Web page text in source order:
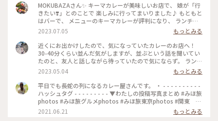
MOKUBAZAさん✨ キーマカレーが美味しいお店で、 娘が「行
きたい❣️」とのことで 楽しみに行ってまいりました♪ もともと
はバーで、 メニューのキーマカレーが評判になり、 ランチタ
イムも営業するようになったとのことです。 20時間以上かけ
て作るキーマカレーは 本当に味わい深くてスパイスたっぷり
で とても美味しいです✨ さらに、小麦粉、化学調味料、人工
添加物 なども入っていないそうで、 身体にも優しいカレーで
す(o^^o) 私たちは、チーズキーマカレーを マンゴーラッシー
と一緒にいただきました♡ モッツァレラチーズがとろ〜り✨
とても美味しかったです❣️ 他にもナッツキーマカレーや、 コリ
アンダーキーマカレー、 アボカドキーマカレーなどなど💕 次
にうかがうのが楽しみになりました•*¨*•.¸¸♡ ★山手線原宿駅
より徒歩9分 ★副都心線北参道駅より徒歩6分 ★総武線千駄ヶ
谷駅より徒歩10分 ★大江戸線国立競技場駅より徒歩10分
#MOKUBAZA #私のことりっぷ旅 #ランチ #チーズキーマカレ
2023.07.05
もっとみる
近くにお出かけしたので、気になっていたカレーのお店へ！
30-40分くらい並んだ気がしますが、並ぶという話を聞いてい
たのと、友人と話しながら待っていたので気にならず。 ランチ
は14時までらしいですが、その時間までに並んでいたら入れる
みたいです🙆🏻‍♀️ 私は、焼きエッグキーマカレー（Sサイズ
¥1,280）をいただきました🍛 熱々で、少し辛めですが、私の
好みの辛さでした（辛いのが苦手な友人は苦労してました😂）
何より、スパイスの香りが最高でした！！ これは行列ができ
るな、、という感じです。 帰宅しても、まだ香りが残っててま
た食べたくなってます😂💓 #MOKUBAZA #カレー #キーマカレ
2023.05.04
もっとみる
平日でも長蛇の列になるカレー屋さんです。 ・ - - - - - - - - - -
ハッシュタグ - - - - - - - - - ▼わたしの投稿写真まとめ #みほ旅
photos #みほ旅グルメphotos #みほ旅東京photos #関東 #
東京都 #東京 #表参道 #東京カフェ #カレー #チーズカレ
ー #モクバザ #MOKUBAZA #夏色さがし - - - - - - - - - - - - - -
2021.06.21 もっとみる